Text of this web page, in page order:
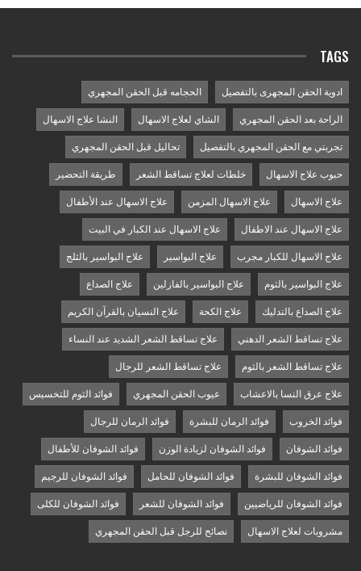
TAGS
ادوية الحقن المجهرى بالتفصيل الحجامه قبل الحقن المجهري
الراحة بعد الحقن المجهري الشاي لعلاج الاسهال النشا علاج الاسهال
تجربتي مع الحقن المجهري بالتفصيل تحاليل قبل الحقن المجهري
حبوب علاج الاسهال خلطات لعلاج تساقط الشعر طريقة التحضير
علاج الاسهال علاج الاسهال المزمن علاج الاسهال عند الأطفال
علاج الاسهال عند الاطفال علاج الاسهال عند الكبار في البيت
علاج الاسهال للكبار مجرب علاج البواسير علاج البواسير بالثلج
علاج البواسير بالثوم علاج البواسير بالفازلين علاج الصداع
علاج الصداع بالتدليك علاج الكحة علاج النسيان بالقرآن الكريم
علاج تساقط الشعر الدهني علاج تساقط الشعر الشديد عند النساء
علاج تساقط الشعر بالثوم علاج تساقط الشعر للرجال
علاج عرق النسا بالاعشاب عيوب الحقن المجهري فوائد الثوم للتخسيس
فوائد الخروب فوائد الرمان للبشرة فوائد الرمان للرجال
فوائد الشوفان فوائد الشوفان لزيادة الوزن فوائد الشوفان للأطفال
فوائد الشوفان للبشرة فوائد الشوفان للحامل فوائد الشوفان للرجيم
فوائد الشوفان للرياضيين فوائد الشوفان للشعر فوائد الشوفان للكلى
مشروبات لعلاج الاسهال نصائح للرجل قبل الحقن المجهري